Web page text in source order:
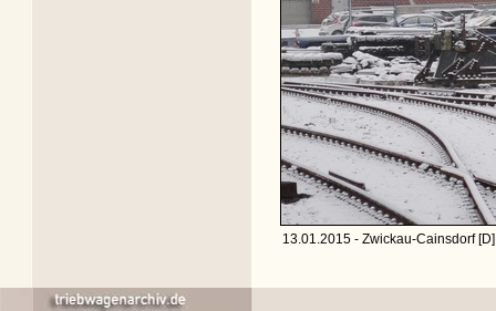
13.01.2015 - Zwickau-Cainsdorf [D]